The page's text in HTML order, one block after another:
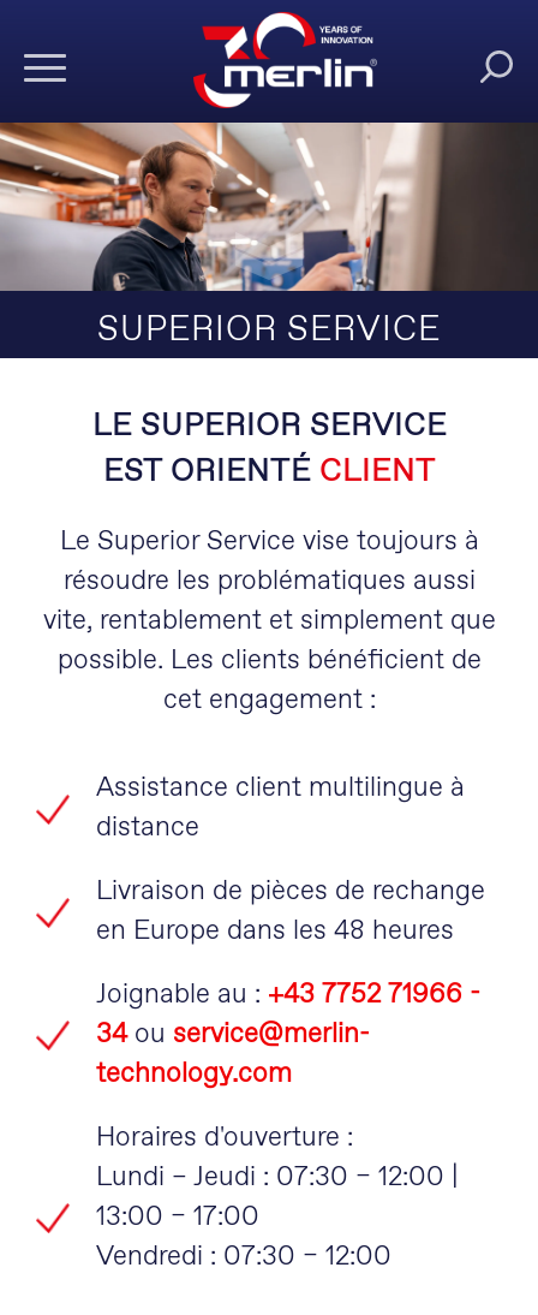
SUPERIOR SERVICE
LE SUPERIOR SERVICE
EST ORIENTÉCLIENT
Le Superior Service vise toujours à
résoudre les problématiques aussi
vite, rentablement et simplement que
possible. Les clients bénéficient de
cet engagement :
Assistance client multilingue à
distance
Livraison de pièces de rechange
en Europe dans les 48 heures
Joignable au : +43 7752 71966 -
34ou service@merlin-
technology.com
Horaires d'ouverture :
Lundi – Jeudi : 07:30 – 12:00 |
13:00 – 17:00
Vendredi : 07:30 – 12:00